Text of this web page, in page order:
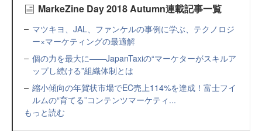
MarkeZine Day 2018 Autumn連載記事一覧
マツキヨ、JAL、ファンケルの事例に学ぶ、テクノロジ
ー×マーケティングの最適解
個の力を最大に――JapanTaxiの“マーケターがスキルア
ップし続ける”組織体制とは
縮小傾向の年賀状市場でEC売上114%を達成！富士フイ
ルムの“育てる”コンテンツマーケティ...
もっと読む